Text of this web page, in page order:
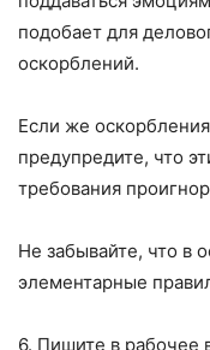
подобает для
оскорблений.
Если же
предупредите, что
требования
Не забывайте, что в
элементарные
6. Пишите в рабочее